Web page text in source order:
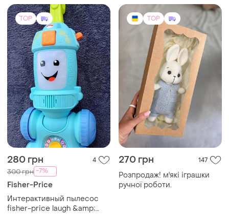
TOP
280 грн 4
300 грн -7%
Fisher-Price
Интерактивный пылесос
fisher-price laugh &amp;
TOP
270 грн 147
Розпродаж! м'які іграшки
ручної роботи.